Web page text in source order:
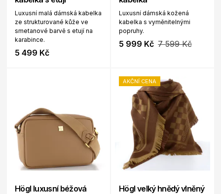
Luxusní malá dámská kabelka
ze strukturované kůže ve
smetanové barvě s etují na
karabince.
5 499 Kč
Luxusní dámská kožená
kabelka s vyměnitelnými
popruhy.
5 999 Kč 7 599 Kč
Högl luxusní béžová
AKČNÍ CENA
Högl velký hnědý vlněný